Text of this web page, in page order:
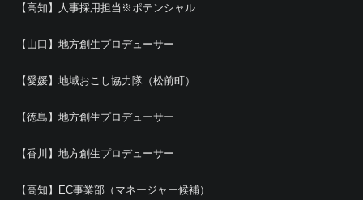
【高知】人事採用担当※ポテンシャル
【山口】地方創生プロデューサー
【愛媛】地域おこし協力隊（松前町）
【徳島】地方創生プロデューサー
【香川】地方創生プロデューサー
【高知】EC事業部（マネージャー候補）